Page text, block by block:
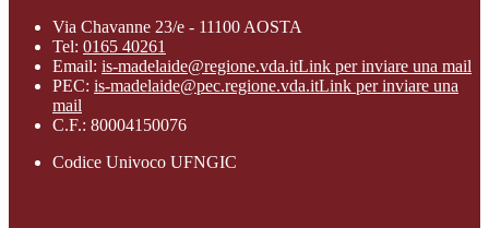
Via Chavanne 23/e - 11100 AOSTA
Tel: 0165 40261
Email: is-madelaide@regione.vda.itLink per inviare una mail
PEC: is-madelaide@pec.regione.vda.itLink per inviare una
mail
C.F.: 80004150076
Codice Univoco UFNGIC